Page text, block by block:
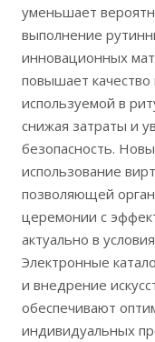
уменьшает
выполнение
инновационных
повышает
используемой в
снижая затраты и
безопасность.
использование
позволяющей
церемонии с
актуально в
Электронные
и внедрение
обеспечивают
индивидуальных